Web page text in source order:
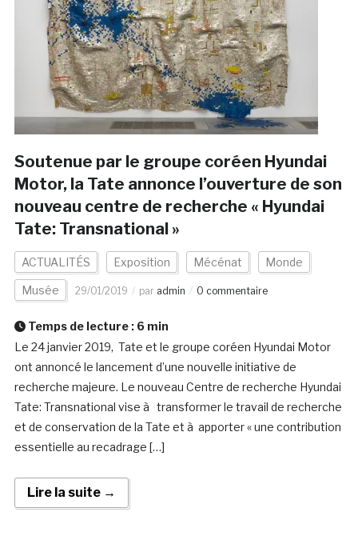
Soutenue par le groupe coréen Hyundai
Motor, la Tate annonce l’ouverture de son
nouveau centre de recherche « Hyundai
Tate: Transnational »
ACTUALITÉS Exposition Mécénat Monde
Musée 29/01/2019 par admin 0 commentaire
Temps de lecture : 6 min
Le 24 janvier 2019, Tate et le groupe coréen Hyundai Motor
ont annoncé le lancement d’une nouvelle initiative de
recherche majeure. Le nouveau Centre de recherche Hyundai
Tate: Transnational vise à transformer le travail de recherche
et de conservation de la Tate et à apporter « une contribution
essentielle au recadrage […]
Lire la suite →